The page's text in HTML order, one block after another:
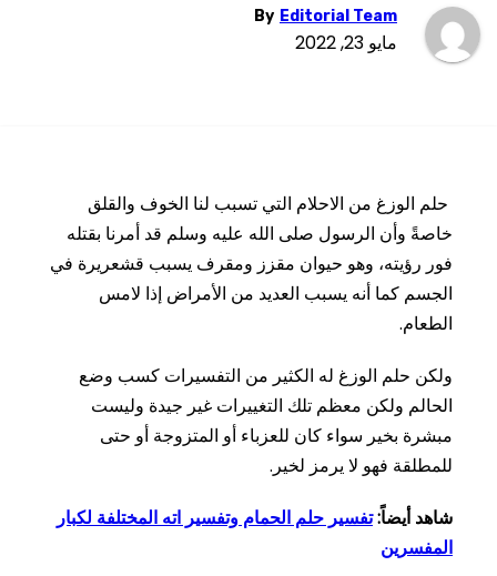
By Editorial Team
مايو 23, 2022
الوزغ من الاحلامالتي تسببلناالخوفوالقلق
خاصةً وأن الرسولصلىالله عليه وسلمقدأمرنابقتله
رؤيته، وهو حيوانمقززومقرفيسببقشعريرة في
الجسمكما أنهيسببالعديدمن الأمراض إذا لامس
الطعام.
ولكن حلم الوزغ له الكثيرمن التفسيراتكسبوضع
الحالمولكن معظمتلك التغييراتغير جيدة
وليست
مبشرةبخير سواءكان للعزباءأوالمتزوجة أوحتى
للمطلقةفهو لايرمز لخير .
شاهد أيضاً:تفسير حلم الحمام وتفسير اته المختلفة لكبار
المفسرين